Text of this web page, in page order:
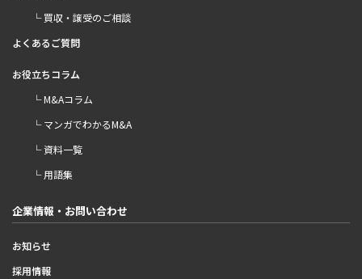
└ 買収・譲受のご相談
よくあるご質問
お役立ちコラム
└ M&Aコラム
└ マンガでわかるM&A
└ 資料一覧
└ 用語集
企業情報・お問い合わせ
お知らせ
採用情報